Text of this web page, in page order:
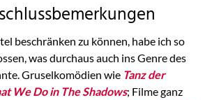
Consent
beschränken zu können, habe ich so
was durchaus auch ins Genre des
Gruselkomödien wie Tanz der
We Do in The Shadows; Filme ganz